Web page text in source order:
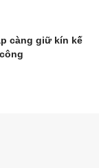
càng giữ kín kế